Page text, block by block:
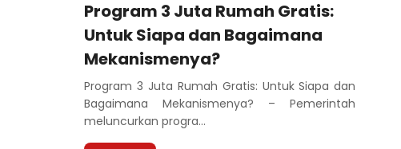
Program 3 Juta Rumah Gratis:
Untuk Siapa dan Bagaimana
Mekanismenya?
Program 3 Juta Rumah Gratis: Untuk Siapa dan
Bagaimana Mekanismenya? – Pemerintah
meluncurkan progra...